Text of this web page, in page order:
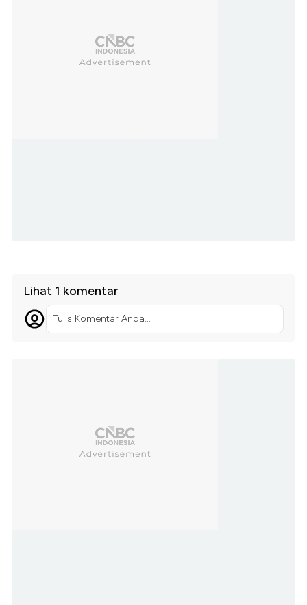
Lihat 1 komentar
Tulis Komentar Anda...